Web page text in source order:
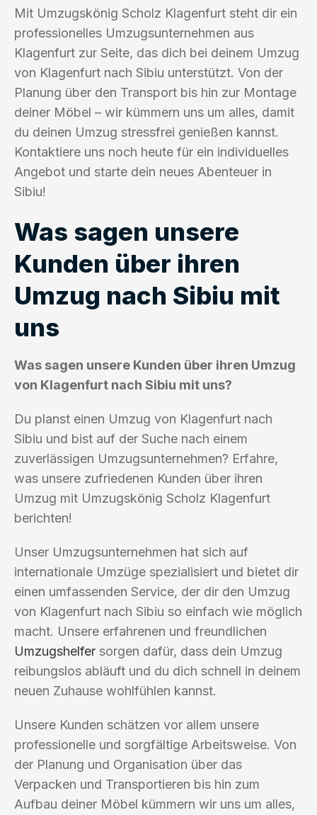
Mit Umzugskönig Scholz Klagenfurt steht dir ein
professionelles Umzugsunternehmen aus
Klagenfurt zur Seite, das dich bei deinem Umzug
von Klagenfurt nach Sibiu unterstützt. Von der
Planung über den Transport bis hin zur Montage
deiner Möbel – wir kümmern uns um alles, damit
du deinen Umzug stressfrei genießen kannst.
Kontaktiere uns noch heute für ein individuelles
Angebot und starte dein neues Abenteuer in
Sibiu!
Was sagen unsere
Kunden über ihren
Umzug nach Sibiu mit
uns
Was sagen unsere Kunden über ihren Umzug
von Klagenfurt nach Sibiu mit uns?
Du planst einen Umzug von Klagenfurt nach
Sibiu und bist auf der Suche nach einem
zuverlässigen Umzugsunternehmen? Erfahre,
was unsere zufriedenen Kunden über ihren
Umzug mit Umzugskönig Scholz Klagenfurt
berichten!
Unser Umzugsunternehmen hat sich auf
internationale Umzüge spezialisiert und bietet dir
einen umfassenden Service, der dir den Umzug
von Klagenfurt nach Sibiu so einfach wie möglich
macht. Unsere erfahrenen und freundlichen
Umzugshelfer sorgen dafür, dass dein Umzug
reibungslos abläuft und du dich schnell in deinem
neuen Zuhause wohlfühlen kannst.
Unsere Kunden schätzen vor allem unsere
professionelle und sorgfältige Arbeitsweise. Von
der Planung und Organisation über das
Verpacken und Transportieren bis hin zum
Aufbau deiner Möbel kümmern wir uns um alles,